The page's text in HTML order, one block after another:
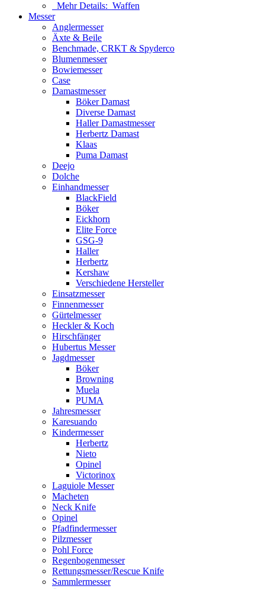
Mehr Details: Waffen
Messer
Anglermesser
Äxte & Beile
Benchmade, CRKT & Spyderco
Blumenmesser
Bowiemesser
Case
Damastmesser
Böker Damast
Diverse Damast
Haller Damastmesser
Herbertz Damast
Klaas
Puma Damast
Deejo
Dolche
Einhandmesser
BlackField
Böker
Eickhorn
Elite Force
GSG-9
Haller
Herbertz
Kershaw
Verschiedene Hersteller
Einsatzmesser
Finnenmesser
Gürtelmesser
Heckler & Koch
Hirschfänger
Hubertus Messer
Jagdmesser
Böker
Browning
Muela
PUMA
Jahresmesser
Karesuando
Kindermesser
Herbertz
Nieto
Opinel
Victorinox
Laguiole Messer
Macheten
Neck Knife
Opinel
Pfadfindermesser
Pilzmesser
Pohl Force
Regenbogenmesser
Rettungsmesser/Rescue Knife
Sammlermesser